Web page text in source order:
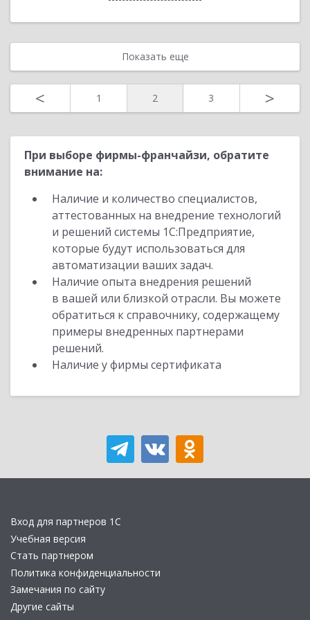
Показать еще
< 1 2 3 >
При выборе фирмы-франчайзи, обратите
внимание на:
Наличие и количество специалистов,
аттестованных на внедрение технологий
и решений системы 1С:Предприятие,
которые будут использоваться для
автоматизации ваших задач.
Наличие опыта внедрения решений
в вашей или близкой отрасли. Вы можете
обратиться к справочнику, содержащему
примеры внедренных партнерами
решений.
Наличие у фирмы сертификата
Вход для партнеров 1С
Учебная версия
Стать партнером
Политика конфиденциальности
Замечания по сайту
Другие сайты